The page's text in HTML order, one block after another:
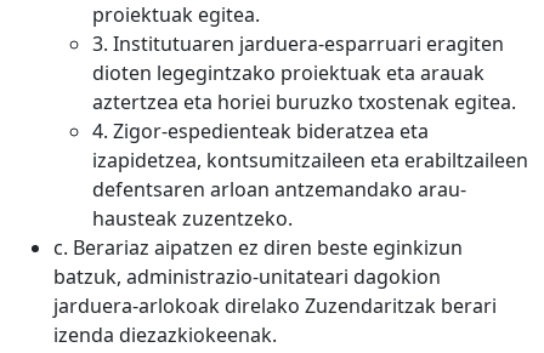
proiektuak egitea.
3. Institutuaren jarduera-esparruari eragiten
dioten legegintzako proiektuak eta arauak
aztertzea eta horiei buruzko txostenak egitea.
4. Zigor-espedienteak bideratzea eta
izapidetzea, kontsumitzaileen eta erabiltzaileen
defentsaren arloan antzemandako arau-
hausteak zuzentzeko.
c. Berariaz aipatzen ez diren beste eginkizun
batzuk, administrazio-unitateari dagokion
jarduera-arlokoak direlako Zuzendaritzak berari
izenda diezazkiokeenak.